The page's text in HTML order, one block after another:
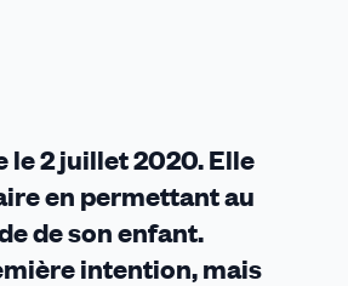
le 2 juillet 2020. Elle
en permettant au
de son enfant.
intention, mais